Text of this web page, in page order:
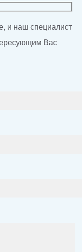
и наш специалист
Вас